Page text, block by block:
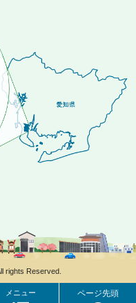
メニュー
rights Reserved.